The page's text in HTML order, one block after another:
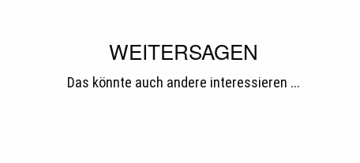
WEITERSAGEN
Das könnte auch andere interessieren ...